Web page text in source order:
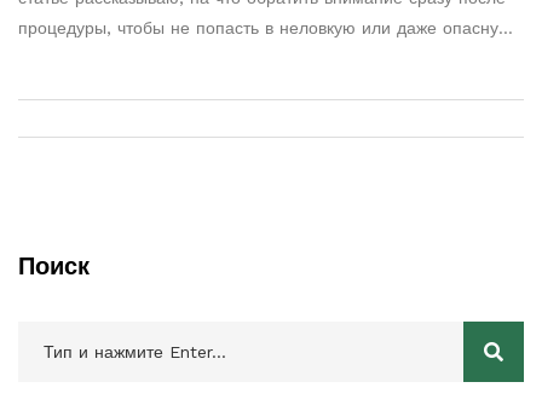
процедуры, чтобы не попасть в неловкую или даже опасную
Поиск